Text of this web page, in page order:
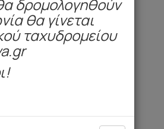
δρομολογηθούν
θα γίνεται
ταχυδρομείου